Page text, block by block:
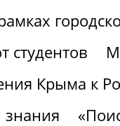
студентов
Крыма к